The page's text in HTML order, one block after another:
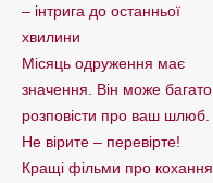
– інтрига до останньої
хвилини
Місяць одруження має
значення. Він може багато
розповісти про ваш шлюб.
Не вірите – перевірте!
Кращі фільми про кохання